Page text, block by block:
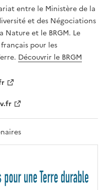
T
É
,
É
G
A
L
F
A
T
R
T
É
entre le Ministère de la
et des Négociations
et le BRGM. Le
pour les
Découvrir le BRGM